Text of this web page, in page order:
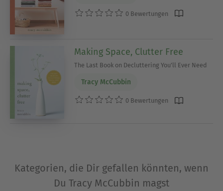
0 Bewertungen
Making Space, Clutter Free
The Last Book on Decluttering You'll Ever Need
Tracy McCubbin
0 Bewertungen
Kategorien, die Dir gefallen könnten, wenn
Du Tracy McCubbin magst